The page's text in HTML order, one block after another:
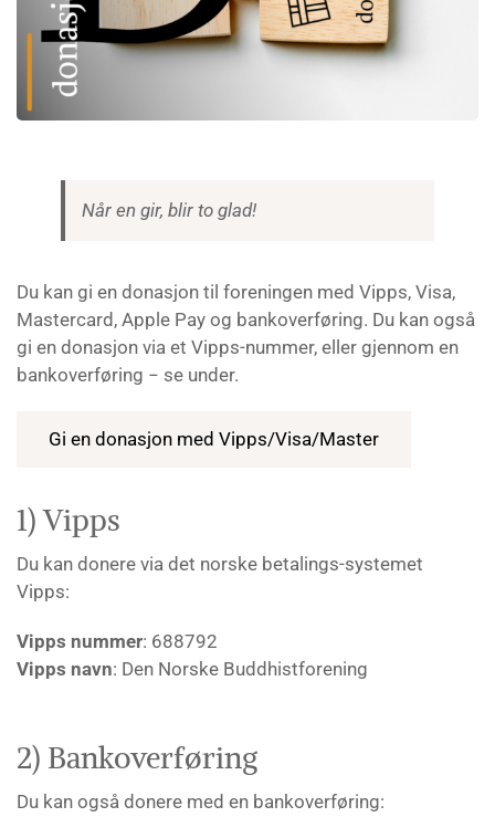
Når en gir, blir to glad!
Du kan gi en donasjon til foreningen med Vipps, Visa,
Mastercard, Apple Pay og bankoverføring. Du kan også
gi en donasjon via et Vipps-nummer, eller gjennom en
bankoverføring − se under.
Gi en donasjon med Vipps/Visa/Master
1) Vipps
Du kan donere via det norske betalings-systemet
Vipps:
Vipps nummer: 688792
Vipps navn: Den Norske Buddhistforening
2) Bankoverføring
Du kan også donere med en bankoverføring: